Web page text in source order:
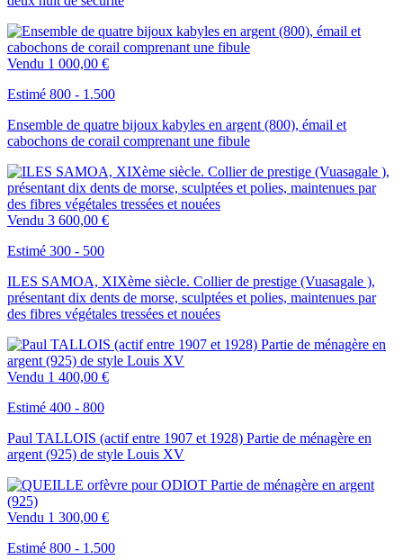
Vendu 1 000,00 €
Estimé 800 - 1.500
Ensemble de quatre bijoux kabyles en argent (800), émail et
cabochons de corail comprenant une fibule
Vendu 3 600,00 €
Estimé 300 - 500
ILES SAMOA, XIXème siècle. Collier de prestige (Vuasagale ),
présentant dix dents de morse, sculptées et polies, maintenues par
des fibres végétales tressées et nouées
Vendu 1 400,00 €
Estimé 400 - 800
Paul TALLOIS (actif entre 1907 et 1928) Partie de ménagère en
argent (925) de style Louis XV
Vendu 1 300,00 €
Estimé 800 - 1.500